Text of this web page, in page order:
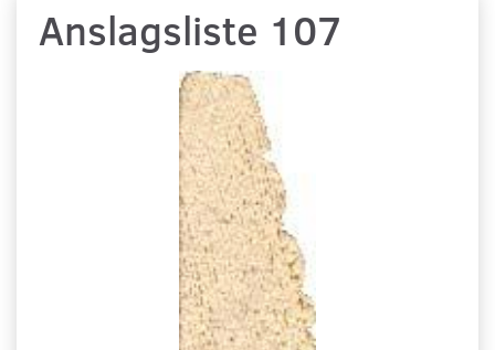
Anslagsliste 107